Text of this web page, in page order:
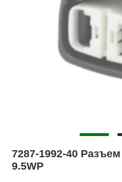
7287-1992-40
9.5WP